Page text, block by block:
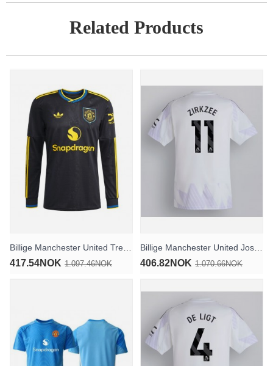
Related Products
417.54NOK 1.097.46NOK 406.82NOK 1.070.66NOK